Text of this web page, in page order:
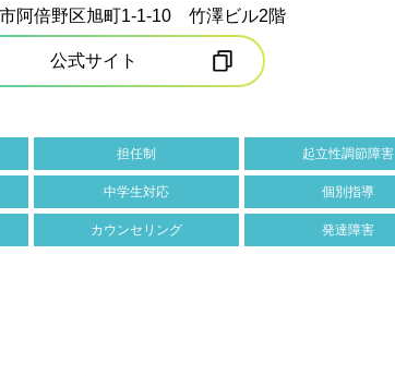
阿倍野区旭町1-1-10 竹澤ビル2階
公式サイト
担任制 起立性調節障害
中学生対応 個別指導
カウンセリング 発達障害